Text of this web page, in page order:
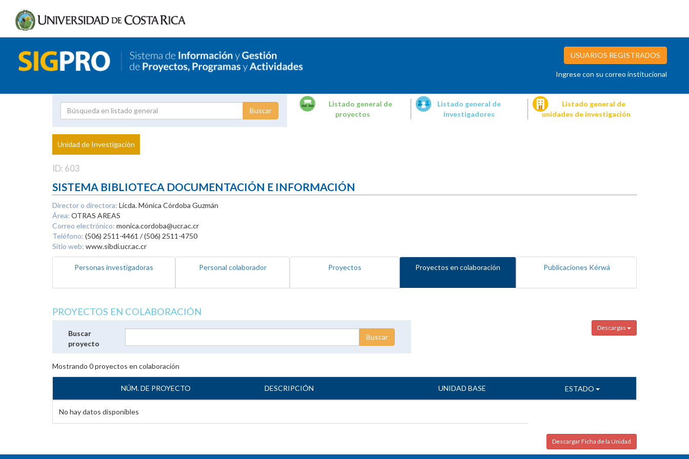
USUARIOS REGISTRADOS
Ingrese con su correo institucional
Proyecto
Investigador
Listado general de
proyectos
Listado general de
investigadores
Listado general de
unidades de investigación
Unidad de Investigación
ID: 603
SISTEMA BIBLIOTECA DOCUMENTACIÓN E INFORMACIÓN
Director o directora: Licda. Mónica Córdoba Guzmán
Área: OTRAS AREAS
Correo electrónico: monica.cordoba@ucr.ac.cr
Teléfono: (506) 2511-4461 / (506) 2511-4750
Sitio web: www.sibdi.ucr.ac.cr
Personas investigadoras Personal colaborador Proyectos Proyectos en colaboración Publicaciones Kérwá
PROYECTOS EN COLABORACIÓN
Descargas
Buscar
proyecto
Mostrando 0proyectos en colaboración
NÚM. DE PROYECTO DESCRIPCIÓN UNIDAD BASE ESTADO
No hay datos disponibles
Descargar Ficha de la Unidad